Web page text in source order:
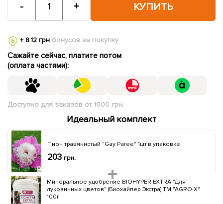
КУПИТЬ
- +
+ 8.12 грнбонусов за покупку
Сажайте сейчас, платите потом
(оплата частями):
Доступно для заказов от 1000 грн.
Идеальный комплект
Пион травянистый "Gay Paree" 1шт в упаковке
203 грн.
Минеральное удобрение BIOHYPER EXTRA "Для
луковичных цветов" (Биохайпер Экстра) ТМ "AGRO-X"
100г